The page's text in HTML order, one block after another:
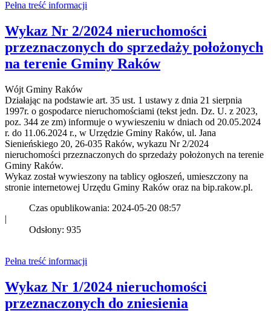
Pełna treść informacji
Wykaz Nr 2/2024 nieruchomości
przeznaczonych do sprzedaży położonych
na terenie Gminy Raków
Wójt Gminy Raków
Działając na podstawie art. 35 ust. 1 ustawy z dnia 21 sierpnia
1997r. o gospodarce nieruchomościami (tekst jedn. Dz. U. z 2023,
poz. 344 ze zm) informuje o wywieszeniu w dniach od 20.05.2024
r. do 11.06.2024 r., w Urzędzie Gminy Raków, ul. Jana
Sienieńskiego 20, 26-035 Raków, wykazu Nr 2/2024
nieruchomości przeznaczonych do sprzedaży położonych na terenie
Gminy Raków.
Wykaz został wywieszony na tablicy ogłoszeń, umieszczony na
stronie internetowej Urzędu Gminy Raków oraz na bip.rakow.pl.
Czas opublikowania: 2024-05-20 08:57
|
Odsłony: 935
Pełna treść informacji
Wykaz Nr 1/2024 nieruchomości
przeznaczonych do zniesienia